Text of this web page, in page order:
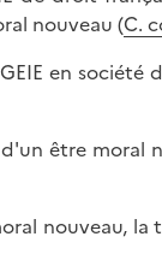
nouveau (C.
en
être moral
nouveau,